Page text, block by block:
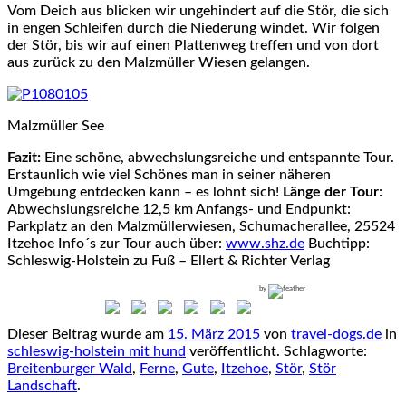
Vom Deich aus blicken wir ungehindert auf die Stör, die sich
in engen Schleifen durch die Niederung windet. Wir folgen
der Stör, bis wir auf einen Plattenweg treffen und von dort
aus zurück zu den Malzmüller Wiesen gelangen.
Malzmüller See
Fazit: Eine schöne, abwechslungsreiche und entspannte Tour.
Erstaunlich wie viel Schönes man in seiner näheren
Umgebung entdecken kann – es lohnt sich! Länge der Tour:
Abwechslungsreiche 12,5 km Anfangs- und Endpunkt:
Parkplatz an den Malzmüllerwiesen, Schumacherallee, 25524
Itzehoe Info´s zur Tour auch über: www.shz.de Buchtipp:
Schleswig-Holstein zu Fuß – Ellert & Richter Verlag
by
Dieser Beitrag wurde am 15. März 2015 von travel-dogs.de in
schleswig-holstein mit hund veröffentlicht. Schlagworte:
Breitenburger Wald, Ferne, Gute, Itzehoe, Stör, Stör
Landschaft.